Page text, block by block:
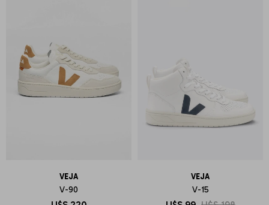
VEJA
V-90
VEJA
V-15